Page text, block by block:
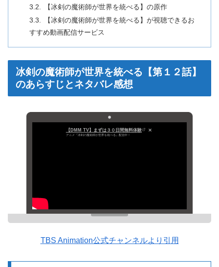
【冰剣の魔術師が世界を統べる】の原作
【冰剣の魔術師が世界を統べる】が視聴できるお
すすめ動画配信サービス
冰剣の魔術師が世界を統べる【第１２話】
のあらすじとネタバレ感想
【DMM TV】まずは３０日間無料体験
アニメ『冰剣の魔術師が世界を統べる』配信中！
TBS Animation公式チャンネルより引用